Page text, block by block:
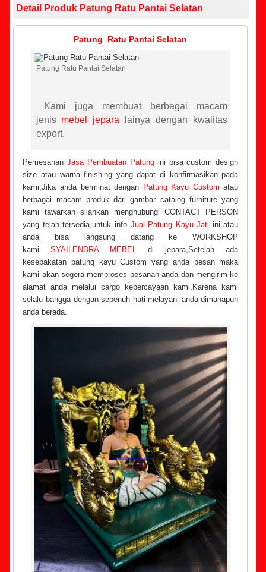
Detail Produk Patung Ratu Pantai Selatan
Patung Ratu Pantai Selatan
Patung Ratu Pantai Selatan
Kami juga membuat berbagai macam
jenis mebel jepara lainya dengan kwalitas
export.
PemesananJasa Pembuatan Patung ini bisa custom design
size atau warna finishing yang dapat di konfirmasikan pada
kami,Jika anda berminat dengan Patung Kayu Custom atau
berbagai macam produk dari gambar catalog furniture yang
kami tawarkan silahkan menghubungi CONTACT PERSON
yang telah tersedia,untuk info Jual Patung Kayu Jati ini atau
anda bisa langsung datang ke WORKSHOP
kamiSYAILENDRA MEBEL
di jepara,Setelah ada
kesepakatan patung kayu Custom yang anda pesan maka
kami akan segera memproses pesanan anda dan mengirim ke
alamat anda melalui cargo kepercayaan kami,Karena kami
selalu bangga dengan sepenuh hati melayani anda dimanapun
anda berada.